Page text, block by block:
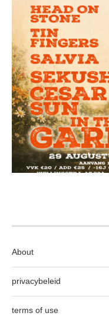
About
privacybeleid
terms of use